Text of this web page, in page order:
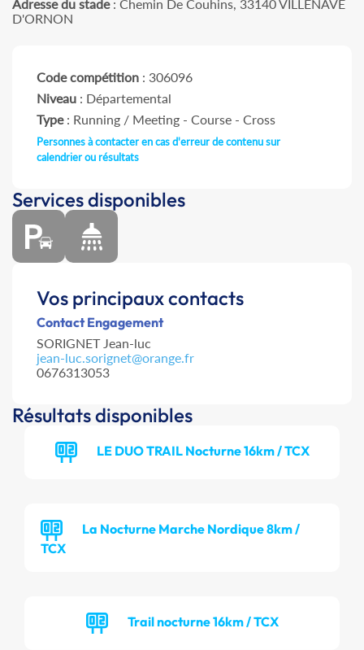
Adresse du stade: Chemin De Couhins, 33140 VILLENAVE
D'ORNON
Code compétition : 306096
Niveau : Départemental
Type: Running / Meeting - Course - Cross
Personnes à contacter en cas d'erreur de contenu sur
calendrier ou résultats
Services disponibles
Vos principaux contacts
Contact Engagement
SORIGNET Jean-luc
jean-luc.sorignet@orange.fr
0676313053
Résultats disponibles
LE DUO TRAIL Nocturne 16km / TCX
La Nocturne Marche Nordique 8km /
TCX
Trail nocturne 16km / TCX